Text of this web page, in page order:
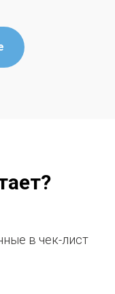
в чек-лист